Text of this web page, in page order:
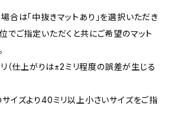
合は「中抜きマットあり」を選択いただき
でご指定いただくと共にご希望のマット
仕上がりは±2ミリ程度の誤差が生じる
イズより40ミリ以上小さいサイズをご指